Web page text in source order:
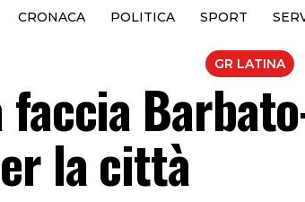
CRONACA POLITICA SPORT
GR LATINA
la città